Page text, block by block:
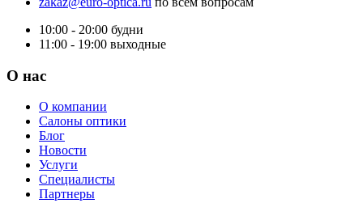
10:00 - 20:00 будни
11:00 - 19:00 выходные
О нас
О компании
Салоны оптики
Блог
Новости
Услуги
Специалисты
Партнеры